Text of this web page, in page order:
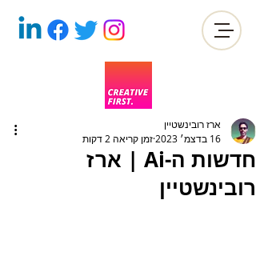
חדשות ה-Ai | ארז
רובינשטיין
ארז רובינשטיין
16 בדצמ׳ 2023
זמן קריאה 2 דקות